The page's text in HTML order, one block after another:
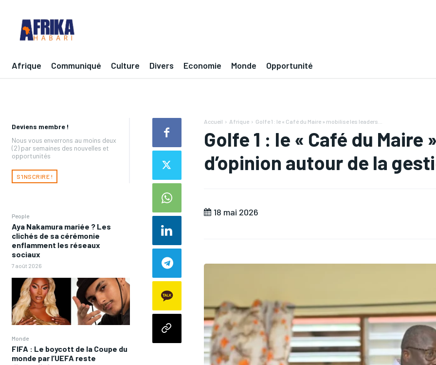
Afrique Communiqué Culture Divers Economie Monde Opportunité
Deviens membre !
Nous vous enverrons au moins deux
(2) par semaines des nouvelles et
opportunités
S'INSCRIRE !
People
Aya Nakamura mariée ? Les
clichés de sa cérémonie
enflamment les réseaux
sociaux
7 août 2026
Monde
FIFA : Le boycott de la Coupe du
monde par l’UEFA reste
Accueil Afrique Golfe 1 : le « Café du Maire » mobilise les leaders...
Golfe 1 : le « Café du
d’opinion autour de la
18 mai 2026